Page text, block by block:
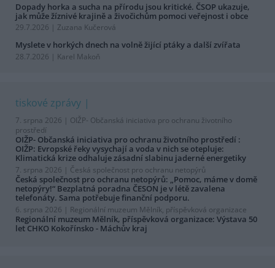
Dopady horka a sucha na přírodu jsou kritické. ČSOP ukazuje,
jak může žíznivé krajině a živočichům pomoci veřejnost i obce
29.7.2026 | Zuzana Kučerová
Myslete v horkých dnech na volně žijící ptáky a další zvířata
28.7.2026 | Karel Makoň
tiskové zprávy
7. srpna 2026 | OIŽP- Občanská iniciativa pro ochranu životního
prostředí
OIŽP- Občanská iniciativa pro ochranu životního prostředí :
OIŽP: Evropské řeky vysychají a voda v nich se otepluje:
Klimatická krize odhaluje zásadní slabinu jaderné energetiky
7. srpna 2026 | Česká společnost pro ochranu netopýrů
Česká společnost pro ochranu netopýrů: „Pomoc, máme v domě
netopýry!“ Bezplatná poradna ČESON je v létě zavalena
telefonáty. Sama potřebuje finanční podporu.
6. srpna 2026 | Regionální muzeum Mělník, příspěvková organizace
Regionální muzeum Mělník, příspěvková organizace: Výstava 50
let CHKO Kokořínsko - Máchův kraj